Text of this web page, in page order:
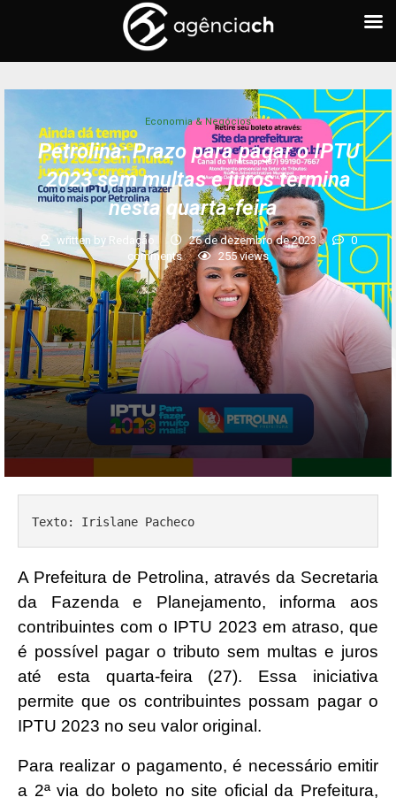
Economia & Negócios
Petrolina: Prazo para pagar o IPTU
2023 sem multas e juros termina
nesta quarta-feira
written by Redação 26 de dezembro de 2023
0
comments
255views
Texto: Irislane Pacheco
A Prefeitura de Petrolina, através da Secretaria
da Fazenda e Planejamento, informa aos
contribuintes com o IPTU 2023 em atraso, que
é possível pagar o tributo sem multas e juros
até esta quarta-feira (27). Essa iniciativa
permite que os contribuintes possam pagar o
IPTU 2023 no seu valor original.
Para realizar o pagamento, é necessário emitir
a 2ª via do boleto no site oficial da Prefeitura,